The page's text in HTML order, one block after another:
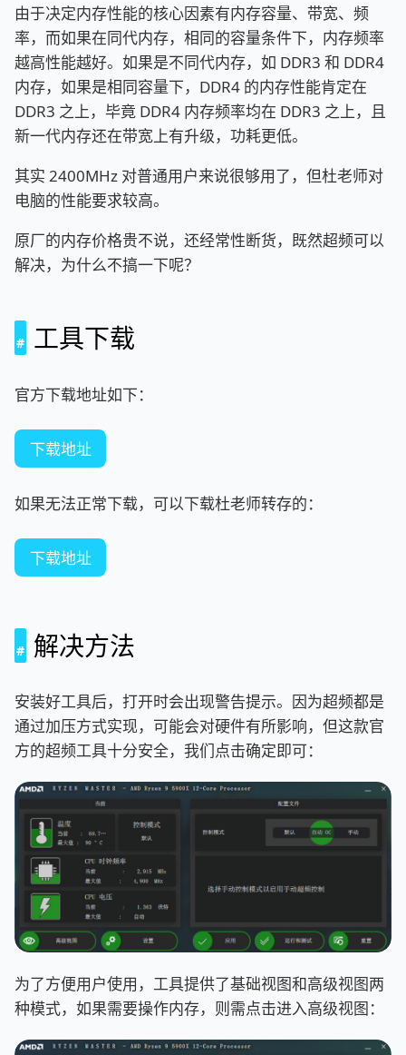
由于决定内存性能的核心因素有内存容量、带宽、频
率，而如果在同代内存，相同的容量条件下，内存频率
越高性能越好。如果是不同代内存，如 DDR3 和 DDR4
内存，如果是相同容量下，DDR4 的内存性能肯定在
DDR3 之上，毕竟 DDR4 内存频率均在 DDR3 之上，且
新一代内存还在带宽上有升级，功耗更低。
其实 2400MHz 对普通用户来说很够用了，但杜老师对
电脑的性能要求较高。
原厂的内存价格贵不说，还经常性断货，既然超频可以
解决，为什么不搞一下呢？
工具下载
官方下载地址如下：
下载地址
如果无法正常下载，可以下载杜老师转存的：
下载地址
解决方法
安装好工具后，打开时会出现警告提示。因为超频都是
通过加压方式实现，可能会对硬件有所影响，但这款官
方的超频工具十分安全，我们点击确定即可：
为了方便用户使用，工具提供了基础视图和高级视图两
种模式，如果需要操作内存，则需点击进入高级视图：